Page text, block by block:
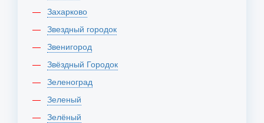
Захарково
Звездный городок
Звенигород
Звёздный Городок
Зеленоград
Зеленый
Зелёный